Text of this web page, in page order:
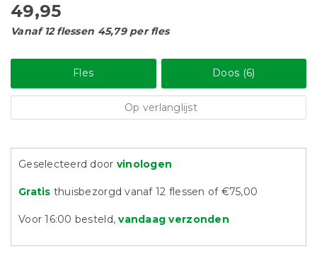
49,95
Vanaf 12 flessen 45,79 per fles
Fles Doos (6)
Op verlanglijst
Geselecteerd door vinologen
Gratis thuisbezorgd vanaf 12 flessen of €75,00
Voor 16:00 besteld,vandaag verzonden